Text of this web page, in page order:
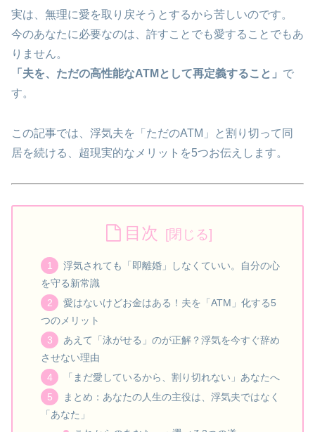
実は、無理に愛を取り戻そうとするから苦しいのです。
今のあなたに必要なのは、許すことでも愛することでもあ
りません。
「夫を、ただの高性能なATMとして再定義すること」 で
す。
この記事では、浮気夫を「ただのATM」と割り切って同
居を続ける、超現実的なメリットを5つお伝えします。
目次
浮気されても「即離婚」しなくていい。自分の心
を守る新常識
愛はないけどお金はある！夫を「ATM」化する5
つのメリット
あえて「泳がせる」のが正解？浮気を今すぐ辞め
させない理由
「まだ愛しているから、割り切れない」あなたへ
まとめ：あなたの人生の主役は、浮気夫ではなく
「あなた」